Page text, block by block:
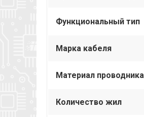
Функциональный тип
Марка кабеля
Материал проводника
Количество жил